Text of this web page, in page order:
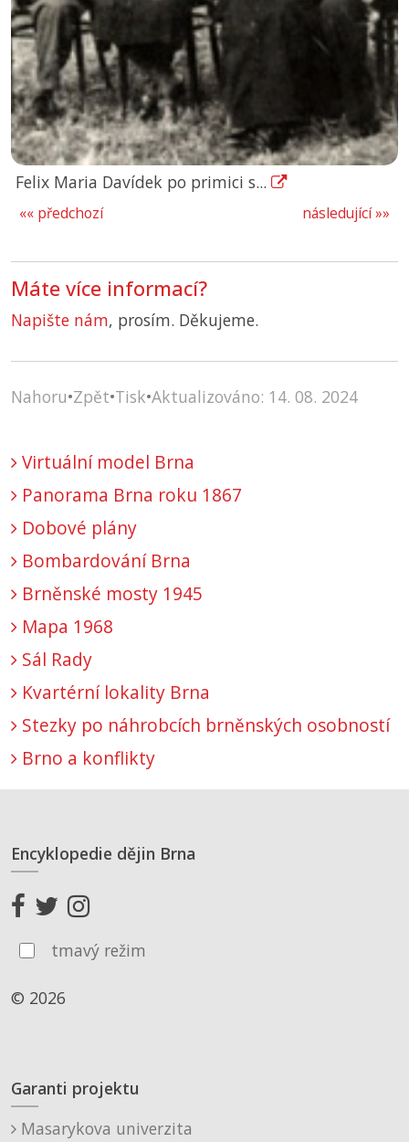
Felix Maria Davídek po primici s...
následující »»
«« předchozí
Máte více informací?
Napište nám, prosím. Děkujeme.
Nahoru•Zpět•Tisk•Aktualizováno: 14. 08. 2024
Virtuální model Brna
Panorama Brna roku 1867
Dobové plány
Bombardování Brna
Brněnské mosty 1945
Mapa 1968
Sál Rady
Kvartérní lokality Brna
Stezky po náhrobcích brněnských osobností
Brno a konflikty
Encyklopedie dějin Brna
tmavý režim
© 2026
Garanti projektu
Masarykova univerzita